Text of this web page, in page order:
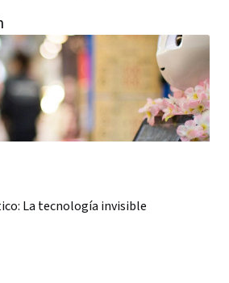
La tecnología invisible